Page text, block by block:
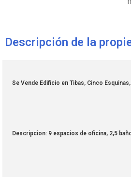
Descripción de la
Se Vende Edificio en Tibas, Cinco Esquinas,
Descripcion: 9 espacios de oficina, 2,5